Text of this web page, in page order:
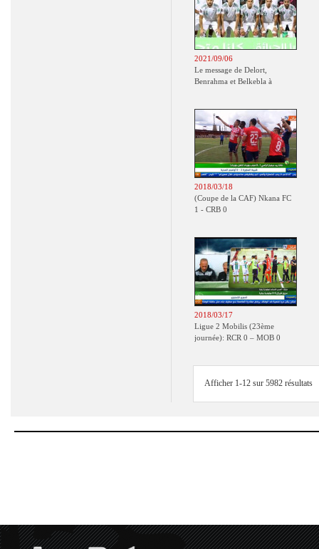
2021/09/06
Le message de Delort,
Benrahma et Belkebla à
2018/03/18
(Coupe de la CAF) Nkana FC
1 - CRB 0
2018/03/17
Ligue 2 Mobilis (23ème
journée): RCR 0 – MOB 0
Afficher 1-12 sur 5982 résultats